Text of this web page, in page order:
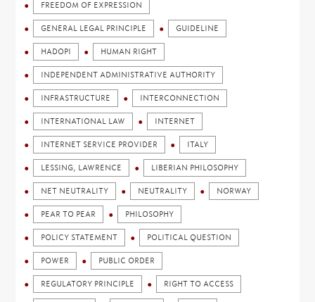
FREEDOM OF EXPRESSION
GENERAL LEGAL PRINCIPLE GUIDELINE
HADOPI HUMAN RIGHT
INDEPENDENT ADMINISTRATIVE AUTHORITY
INFRASTRUCTURE INTERCONNECTION
INTERNATIONAL LAW INTERNET
INTERNET SERVICE PROVIDER ITALY
LESSING, LAWRENCE LIBERIAN PHILOSOPHY
NET NEUTRALITY NEUTRALITY NORWAY
PEAR TO PEAR PHILOSOPHY
POLICY STATEMENT POLITICAL QUESTION
POWER PUBLIC ORDER
REGULATORY PRINCIPLE RIGHT TO ACCESS